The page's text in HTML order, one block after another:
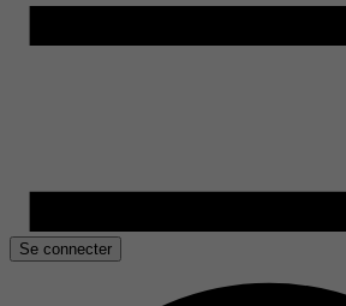
Se connecter